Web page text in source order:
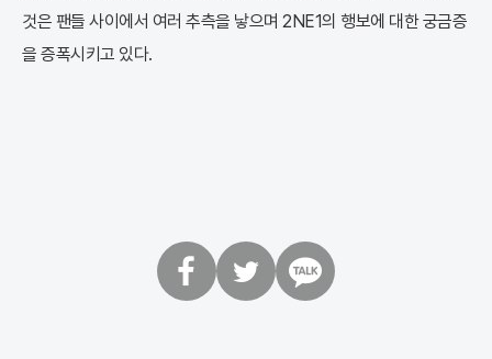
것은 팬들 사이에서 여러 추측을 낳으며 2NE1의 행보에 대한 궁금증
을 증폭시키고 있다.